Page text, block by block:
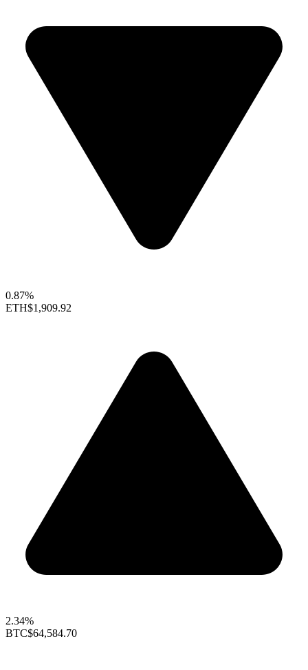
0.87%
ETH$1,909.92
2.34%
BTC$64,584.70